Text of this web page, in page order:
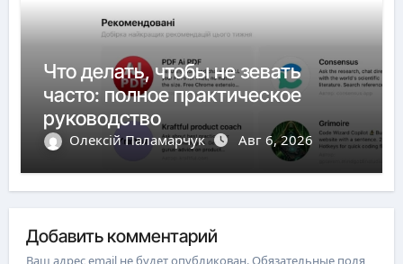
Что делать, чтобы не зевать
часто: полное практическое
руководство
Олексій Паламарчук Авг 6, 2026
Добавить комментарий
Ваш адрес email не будет опубликован.Обязательные поля